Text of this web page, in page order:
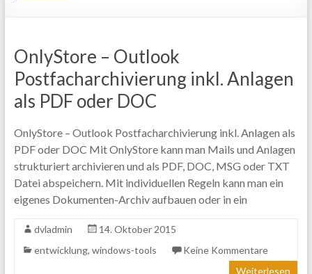
OnlyStore – Outlook
Postfacharchivierung inkl. Anlagen
als PDF oder DOC
OnlyStore – Outlook Postfacharchivierung inkl. Anlagen als
PDF oder DOC Mit OnlyStore kann man Mails und Anlagen
strukturiert archivieren und als PDF, DOC, MSG oder TXT
Datei abspeichern. Mit individuellen Regeln kann man ein
eigenes Dokumenten-Archiv aufbauen oder in ein
dvladmin
14. Oktober 2015
entwicklung, windows-tools
Keine Kommentare
Weiterlesen